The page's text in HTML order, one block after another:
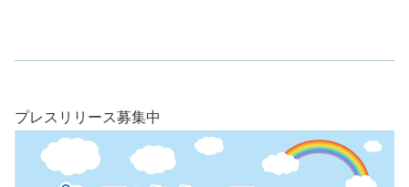
プレスリリース募集中